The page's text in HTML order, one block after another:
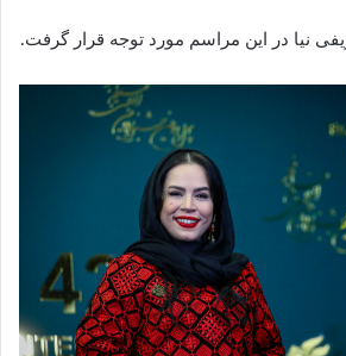
نیا در این مراسم مورد توجه قرار گرفت.